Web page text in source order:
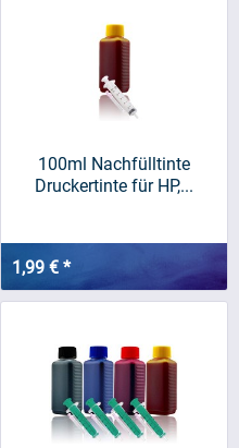
100ml Nachfülltinte
Druckertinte für HP,...
1,99 € *